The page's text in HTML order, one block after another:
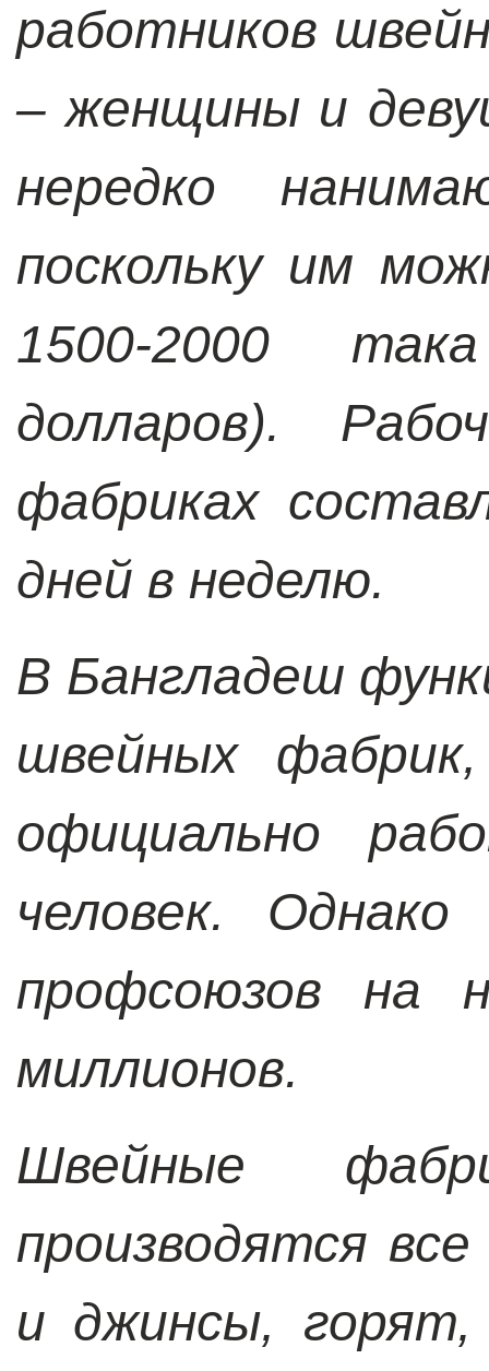
работников
– женщины и
нередко
поскольку им
1500-2000
долларов).
фабриках
дней в неделю.
В Бангладеш
швейных
официально
человек.
профсоюзов на
миллионов.
Швейные
производятся
и джинсы,